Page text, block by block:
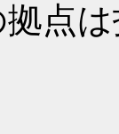
点